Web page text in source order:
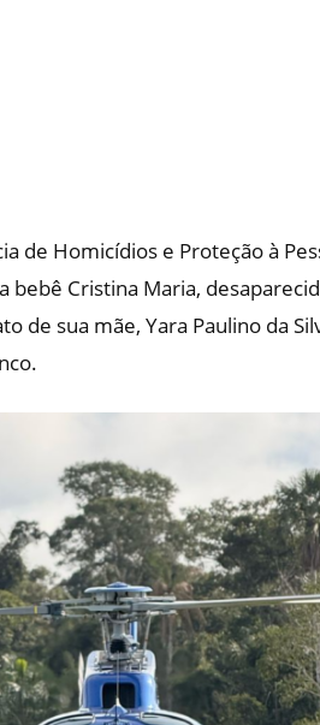
de Homicídios e Proteção à
bebê Cristina Maria,
de sua mãe, Yara Paulino da